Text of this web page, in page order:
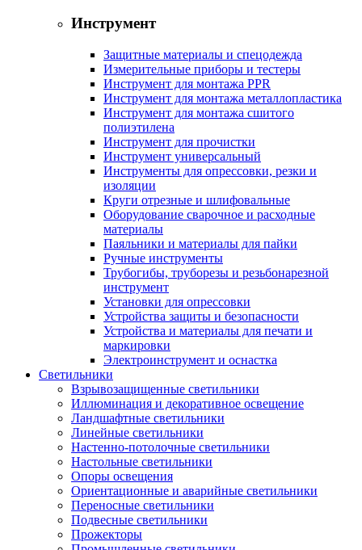
Инструмент
Защитные материалы и спецодежда
Измерительные приборы и тестеры
Инструмент для монтажа PPR
Инструмент для монтажа металлопластика
Инструмент для монтажа сшитого
полиэтилена
Инструмент для прочистки
Инструмент универсальный
Инструменты для опрессовки, резки и
изоляции
Круги отрезные и шлифовальные
Оборудование сварочное и расходные
материалы
Паяльники и материалы для пайки
Ручные инструменты
Трубогибы, труборезы и резьбонарезной
инструмент
Установки для опрессовки
Устройства защиты и безопасности
Устройства и материалы для печати и
маркировки
Электроинструмент и оснастка
Светильники
Взрывозащищенные светильники
Иллюминация и декоративное освещение
Ландшафтные светильники
Линейные светильники
Настенно-потолочные светильники
Настольные светильники
Опоры освещения
Ориентационные и аварийные светильники
Переносные светильники
Подвесные светильники
Прожекторы